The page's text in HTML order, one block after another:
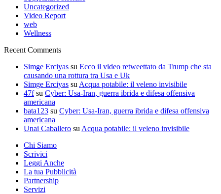
Uncategorized
Video Report
web
Wellness
Recent Comments
Simge Erciyas su Ecco il video retweettato da Trump che sta
causando una rottura tra Usa e Uk
Simge Erciyas su Acqua potabile: il veleno invisibile
47fsu Cyber: Usa-Iran, guerra ibrida e difesa offensiva
americana
bata123 su Cyber: Usa-Iran, guerra ibrida e difesa offensiva
americana
Unai Caballero su Acqua potabile: il veleno invisibile
Chi Siamo
Scrivici
Leggi Anche
La tua Pubblicità
Partnership
Servizi